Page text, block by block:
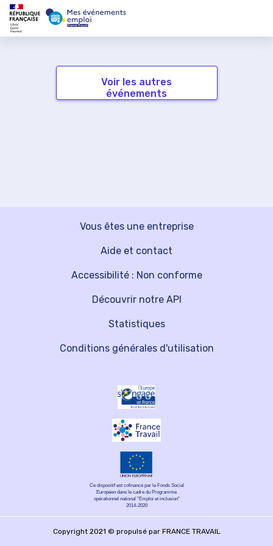
Voir les autres
événements
Vous êtes une entreprise
Découvrir notre API
Aide et contact
Statistiques
Accessibilité : Non conforme
Conditions générales d'utilisation
Ce dispositif est cofinancé par le Fonds Social
Européen dans le cadre du Programme
opérationnel national "Emploi et inclusion"
2014-2020
Copyright 2021 © propulsé par FRANCE TRAVAIL